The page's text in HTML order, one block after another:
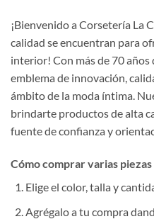
¡Bienvenido a Corsetería La
calidad se encuentran para
interior! Con más de 70 años
emblema de innovación,
ámbito de la moda íntima.
brindarte productos de alta
fuente de confianza y
Cómo comprar varias
Elige el color, talla y
Agrégalo a tu compra